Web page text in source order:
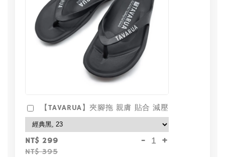
【TAVARUA】夾腳拖 親膚 貼合 減壓
NT$ 299
NT$ 395
- +